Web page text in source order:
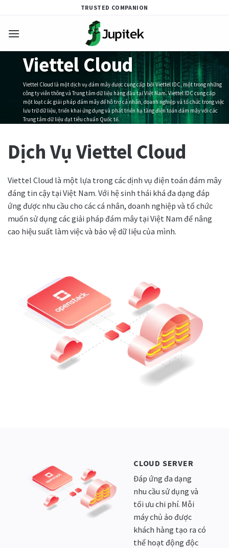
content
TRUSTED COMPANION
Viettel Cloud
Viettel Cloud là một dịch vụ đám mây được cung cấp bởi Viettel IDC, một trong những
công ty viễn thông và Trung tâm dữ liệu hàng đầu tại Việt Nam. Viettel IDC cung cấp
một loạt các giải pháp đám mây để hỗ trợ cá nhân, doanh nghiệp và tổ chức trong việc
lưu trữ dữ liệu, triển khai ứng dụng và phát triển hạ tầng điện toán đám mây với các
Trung tâm dữ liệu đạt tiêu chuẩn Quốc tế.
Bắt đầu ngay
Dịch Vụ Viettel Cloud
Viettel Cloud là một lựa trong các dịnh vụ điện toán đám mây
đáng tin cậy tại Việt Nam. Với hệ sinh thái khá đa dạng đáp
ứng được nhu cầu cho các cá nhân, doanh nghiệp và tổ chức
muốn sử dụng các giải pháp đám mây tại Việt Nam để nâng
cao hiệu suất làm việc và bảo vệ dữ liệu của mình.
CLOUD SERVER
Đáp ứng đa dạng
nhu cầu sử dụng và
tối ưu chi phí. Mỗi
máy chủ ảo được
khách hàng tạo ra có
thể hoạt động độc